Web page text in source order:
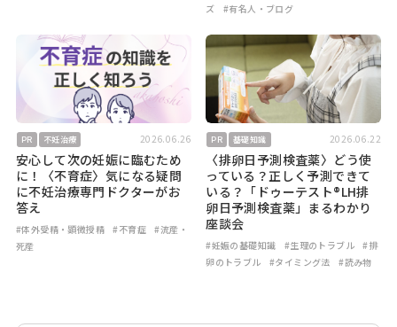
ズ
#有名人・ブログ
PR 不妊治療 2026.06.26
安心して次の妊娠に臨むため
に！〈不育症〉気になる疑問
に不妊治療専門ドクターがお
答え
#体外受精・顕微授精 #不育症
#流産・
死産
PR 基礎知識 2026.06.22
〈排卵日予測検査薬〉どう使
っている？正しく予測できて
いる？「ドゥーテスト®LH排
卵日予測検査薬」まるわかり
座談会
#妊娠の基礎知識 #生理のトラブル
#排
卵のトラブル
#タイミング法 #読み物